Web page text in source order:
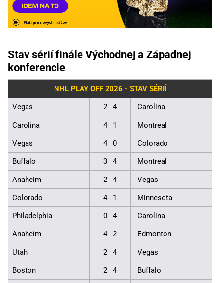
Stav sérií finále Východnej a Západnej
konferencie
NHL PLAY OFF 2026 - STAV SÉRIÍ
Vegas 2 : 4 Carolina
Carolina 4 : 1 Montreal
Vegas 4 : 0 Colorado
Buffalo 3 : 4 Montreal
Anaheim 2 : 4 Vegas
Colorado 4 : 1 Minnesota
Philadelphia 0 : 4 Carolina
Anaheim 4 : 2 Edmonton
Utah 2 : 4 Vegas
Boston 2 : 4 Buffalo